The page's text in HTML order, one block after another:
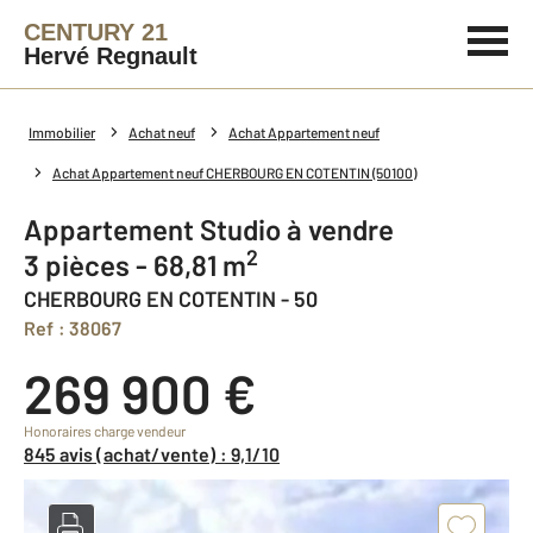
CENTURY 21
Hervé Regnault
Immobilier Achat neuf Achat Appartement neuf
Achat Appartement neuf CHERBOURG EN COTENTIN (50100)
Appartement Studio à vendre
3 pièces - 68,81 m2
CHERBOURG EN COTENTIN - 50
Ref : 38067
269 900 €
Honoraires charge vendeur
845 avis (achat/vente) : 9,1/10